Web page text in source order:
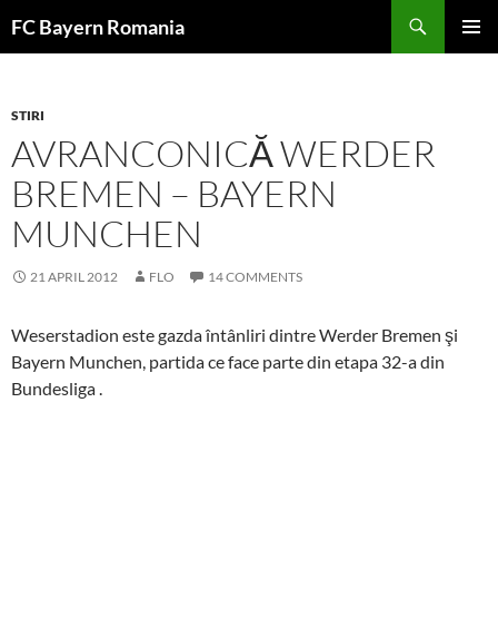
toFC Bayern Romania
STIRI
AVRANCONICĂ WERDER
BREMEN – BAYERN
MUNCHEN
21 APRIL 2012 FLO 14 COMMENTS
Weserstadion este gazda întânliri dintre Werder Bremen şi
Bayern Munchen, partida ce face parte din etapa 32-a din
Bundesliga .